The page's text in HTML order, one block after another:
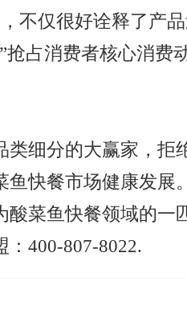
不仅很好诠释了产
抢占消费者核心消费
类细分的大赢家，拒
鱼快餐市场健康发展
酸菜鱼快餐领域的一
400-807-8022.